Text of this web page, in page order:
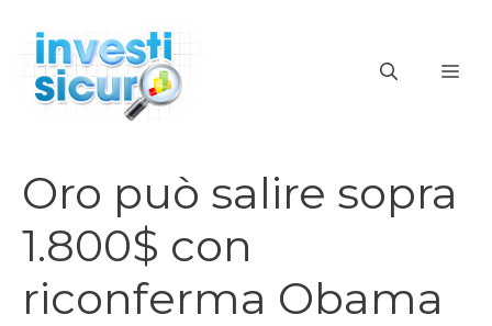
contenuto
Oro può salire sopra
1.800$ con
riconferma Obama